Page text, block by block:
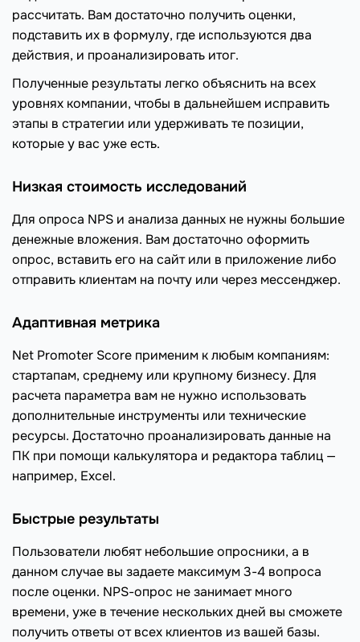
рассчитать. Вам достаточно получить оценки,
подставить их в формулу, где используются два
действия, и проанализировать итог.
Полученные результаты легко объяснить на всех
уровнях компании, чтобы в дальнейшем исправить
этапы в стратегии или удерживать те позиции,
которые у вас уже есть.
Низкая стоимость исследований
Для опроса NPS и анализа данных не нужны большие
денежные вложения. Вам достаточно оформить
опрос, вставить его на сайт или в приложение либо
отправить клиентам на почту или через мессенджер.
Адаптивная метрика
Net Promoter Score применим к любым компаниям:
стартапам, среднему или крупному бизнесу. Для
расчета параметра вам не нужно использовать
дополнительные инструменты или технические
ресурсы. Достаточно проанализировать данные на
ПК при помощи калькулятора и редактора таблиц —
например, Excel.
Быстрые результаты
Пользователи любят небольшие опросники, а в
данном случае вы задаете максимум 3-4 вопроса
после оценки. NPS-опрос не занимает много
времени, уже в течение нескольких дней вы сможете
получить ответы от всех клиентов из вашей базы.